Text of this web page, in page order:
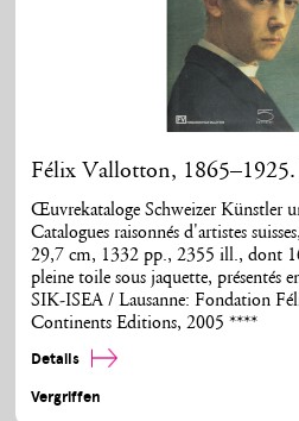
Félix Vallotton,
Œuvrekataloge Schweizer Künstler
Catalogues raisonnés d'artistes
29,7 cm, 1332 pp., 2355 ill., dont
pleine toile sous jaquette, présentés
SIK-ISEA / Lausanne: Fondation
Continents Editions, 2005 ****
Details
Vergriffen